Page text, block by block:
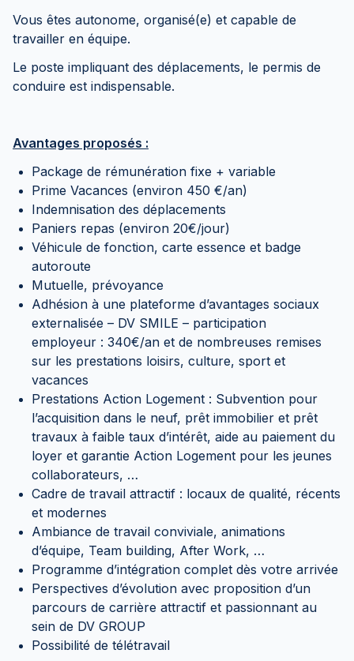
Vous êtes autonome, organisé(e) et capable de
travailler en équipe.
Le poste impliquant des déplacements, le permis de
conduire est indispensable.
Avantages proposés :
Package de rémunération fixe + variable
Prime Vacances (environ 450 €/an)
Indemnisation des déplacements
Paniers repas (environ 20€/jour)
Véhicule de fonction, carte essence et badge
autoroute
Mutuelle, prévoyance
Adhésion à une plateforme d’avantages sociaux
externalisée – DV SMILE – participation
employeur : 340€/an et de nombreuses remises
sur les prestations loisirs, culture, sport et
vacances
Prestations Action Logement : Subvention pour
l’acquisition dans le neuf, prêt immobilier et prêt
travaux à faible taux d’intérêt, aide au paiement du
loyer et garantie Action Logement pour les jeunes
collaborateurs, …
Cadre de travail attractif : locaux de qualité, récents
et modernes
Ambiance de travail conviviale, animations
d’équipe, Team building, After Work, …
Programme d’intégration complet dès votre arrivée
Perspectives d’évolution avec proposition d’un
parcours de carrière attractif et passionnant au
sein de DV GROUP
Possibilité de télétravail